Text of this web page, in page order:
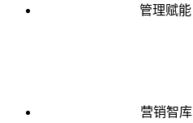
管理赋能
营销智库